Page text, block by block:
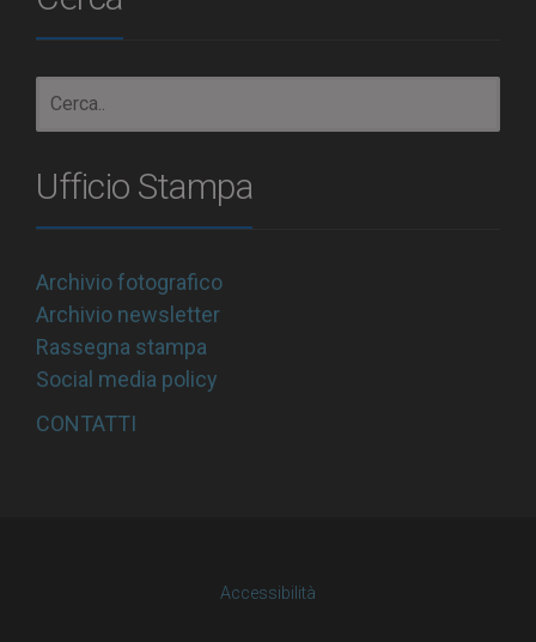
Ufficio Stampa
Archivio fotografico
Archivio newsletter
Rassegna stampa
Social media policy
CONTATTI
Accessibilità